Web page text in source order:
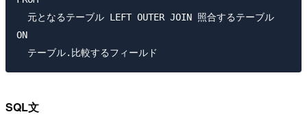
  元となるテーブル LEFT OUTER JOIN 照合するテーブル
ON
SQL文